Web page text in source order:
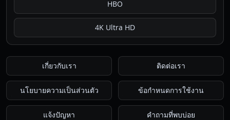
HBO
4K Ultra HD
เกี่ยวกับเรา ติดต่อเรา
นโยบายความเป็นส่วนตัว ข้อกำหนดการใช้งาน
แจ้งปัญหา คำถามที่พบบ่อย